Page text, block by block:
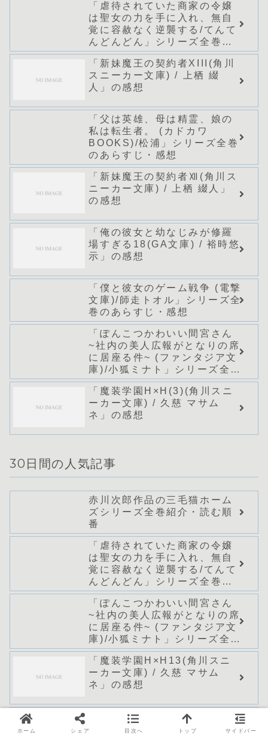
「虐待されていた商家の令嬢
は聖女の力を手に入れ、無自
覚に容赦なく逆襲する/てんて
んどんどん」シリーズ全巻の
あらすじ・感想
「新妹魔王の契約者XIII(角川
スニーカー文庫) / 上栖 綴
人」の感想
「父は英雄、母は精霊、娘の
私は転生者。 (カドカワ
BOOKS)/松浦」シリーズ全巻
のあらすじ・感想
「新妹魔王の契約者Ⅻ(角川ス
ニーカー文庫) / 上栖 綴人」
の感想
「俺の彼女と幼なじみが修羅
場すぎる18(GA文庫) / 裕時悠
示」の感想
「僕と彼女のゲーム戦争 (電撃
文庫)/師走トオル」シリーズ全
巻のあらすじ・感想
「ぽんこつかわいい間宮さん
~社内の美人広報がとなりの席
に居座る件~ (ファンタジア文
庫)/小狐ミナト」シリーズ全巻
のあらすじ・感想
「魔装学園H×H(3)(角川スニ
ーカー文庫) / 久慈 マサム
ネ」の感想
30日間の人気記事
赤川次郎作品の三毛猫ホーム
ズシリーズ全巻紹介・読む順
番
「虐待されていた商家の令嬢
は聖女の力を手に入れ、無自
覚に容赦なく逆襲する/てんて
んどんどん」シリーズ全巻の
あらすじ・感想
「ぽんこつかわいい間宮さん
~社内の美人広報がとなりの席
に居座る件~ (ファンタジア文
庫)/小狐ミナト」シリーズ全巻
のあらすじ・感想
「魔装学園H×H13(角川スニ
ーカー文庫) / 久慈 マサム
ネ」の感想
「新妹魔王の契約者Ⅻ(角川ス
ニーカー文庫) / 上栖 綴人」
ホーム シェア 目次へ トップ サイドバー